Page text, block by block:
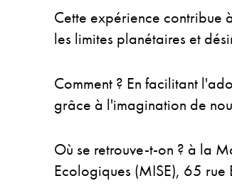
Cette expérience contribue
les limites planétaires et
Comment ? En facilitant
grâce à l'imagination de
Où se retrouve-t-on ? à la
Ecologiques (MISE), 65 rue